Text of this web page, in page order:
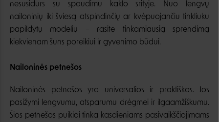
nesusidurs su spaudimu kaklo srityje. Nuo lengvų
nailoninių iki šviesą atspindinčių ar kvėpuojančiu tinkliuku
papildytų modelių – rasite tinkamiausią sprendimą
kiekvienam šuns poreikiui ir gyvenimo būdui.
Nailoninės petnešos
Nailoninės petnešos yra universalios ir praktiškos. Jos
pasižymi lengvumu, atsparumu drėgmei ir ilgaamžiškumu.
Šios petnešos puikiai tinka kasdieniams pasivaikščiojimams